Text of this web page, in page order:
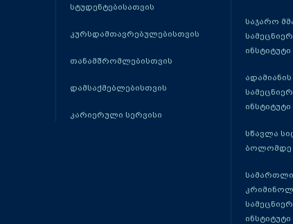
სტუდენტებისათვის
კურსდამთავრებულებისთვის
თანამშრომლებისთვის
დამსაქმებლებისთვის
კარიერული სერვისი
საჯარო
ინსტიტუტი
ინსტიტუტი
სწავლა
ბოლომდე
ინსტიტუტი